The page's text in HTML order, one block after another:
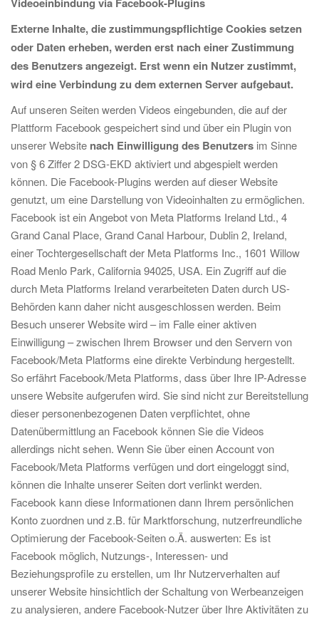
Externe Inhalte, die zustimmungspflichtige Cookies setzen
oder Daten erheben, werden erst nach einer Zustimmung
des Benutzers angezeigt. Erst wenn ein Nutzer zustimmt,
wird eine Verbindung zu dem externen Server aufgebaut.
Auf unseren Seiten werden Videos eingebunden, die auf der
Plattform Facebook gespeichert sind und über ein Plugin von
unserer Website nach Einwilligung des Benutzers im Sinne
von § 6 Ziffer 2 DSG-EKD aktiviert und abgespielt werden
können. Die Facebook-Plugins werden auf dieser Website
genutzt, um eine Darstellung von Videoinhalten zu ermöglichen.
Facebook ist ein Angebot von Meta Platforms Ireland Ltd., 4
Grand Canal Place, Grand Canal Harbour, Dublin 2, Ireland,
einer Tochtergesellschaft der Meta Platforms Inc., 1601 Willow
Road Menlo Park, California 94025, USA. Ein Zugriff auf die
durch Meta Platforms Ireland verarbeiteten Daten durch US-
Behörden kann daher nicht ausgeschlossen werden. Beim
Besuch unserer Website wird – im Falle einer aktiven
Einwilligung – zwischen Ihrem Browser und den Servern von
Facebook/Meta Platforms eine direkte Verbindung hergestellt.
So erfährt Facebook/Meta Platforms, dass über Ihre IP-Adresse
unsere Website aufgerufen wird. Sie sind nicht zur Bereitstellung
dieser personenbezogenen Daten verpflichtet, ohne
Datenübermittlung an Facebook können Sie die Videos
allerdings nicht sehen. Wenn Sie über einen Account von
Facebook/Meta Platforms verfügen und dort eingeloggt sind,
können die Inhalte unserer Seiten dort verlinkt werden.
Facebook kann diese Informationen dann Ihrem persönlichen
Konto zuordnen und z.B. für Marktforschung, nutzerfreundliche
Optimierung der Facebook-Seiten o.Ä. auswerten: Es ist
Facebook möglich, Nutzungs-, Interessen- und
Beziehungsprofile zu erstellen, um Ihr Nutzerverhalten auf
unserer Website hinsichtlich der Schaltung von Werbeanzeigen
zu analysieren, andere Facebook-Nutzer über Ihre Aktivitäten zu